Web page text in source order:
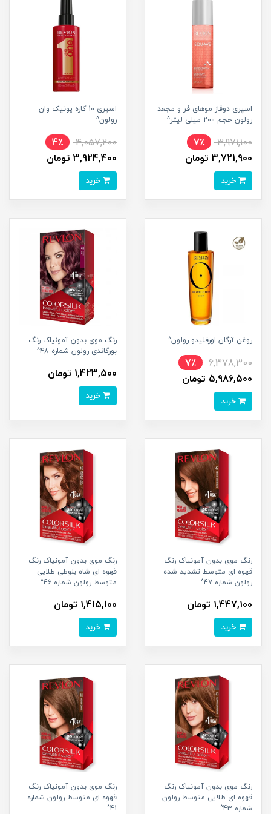
اسپری دوفاز موهای فر و مجعد
رولون حجم 200 میلی لیتر^
3,971,100
7٪
3,721,900 تومان
اسپری 10 کاره یونیک وان
رولون^
4,057,200
4٪
3,924,400 تومان
روغن آرگان اورفلیدو رولون^
6,378,300
7٪
5,986,500 تومان
رنگ موی بدون آمونیاک رنگ
بورگاندی رولون شماره 48^
1,423,500 تومان
رنگ موی بدون آمونیاک رنگ
قهوه ای متوسط تشدید شده
رولون شماره 47^
1,447,100 تومان
رنگ موی بدون آمونیاک رنگ
قهوه ای شاه بلوطی طلایی
متوسط رولون شماره 46^
1,415,100 تومان
رنگ موی بدون آمونیاک رنگ
قهوه ای طلایی متوسط رولون
شماره 43^
رنگ موی بدون آمونیاک رنگ
قهوه ای متوسط رولون شماره
41^